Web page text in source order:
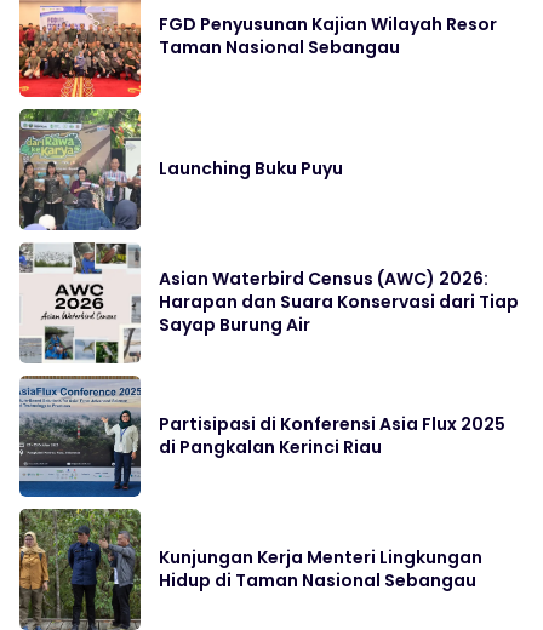
FGD Penyusunan Kajian Wilayah Resor
Taman Nasional Sebangau
Launching Buku Puyu
Asian Waterbird Census (AWC) 2026:
Harapan dan Suara Konservasi dari Tiap
Sayap Burung Air
Partisipasi di Konferensi Asia Flux 2025
di Pangkalan Kerinci Riau
Kunjungan Kerja Menteri Lingkungan
Hidup di Taman Nasional Sebangau